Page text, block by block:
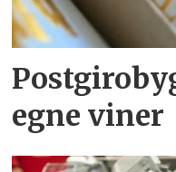
egne viner